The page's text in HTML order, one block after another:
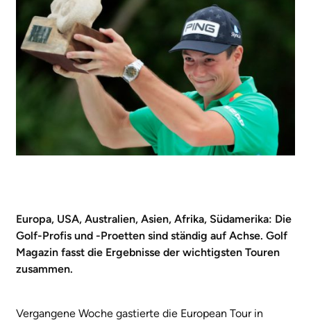
Europa, USA, Australien, Asien, Afrika, Südamerika: Die
Golf-Profis und -Proetten sind ständig auf Achse. Golf
Magazin fasst die Ergebnisse der wichtigsten Touren
zusammen.
Vergangene Woche gastierte die European Tour in